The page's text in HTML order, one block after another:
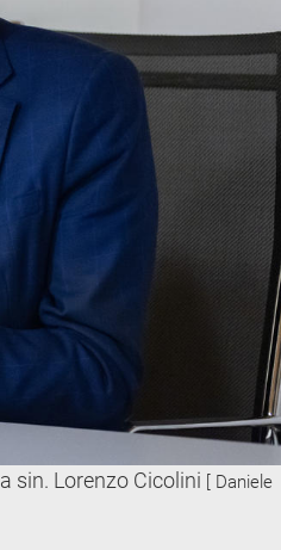
sin. Lorenzo Cicolini [ Daniele